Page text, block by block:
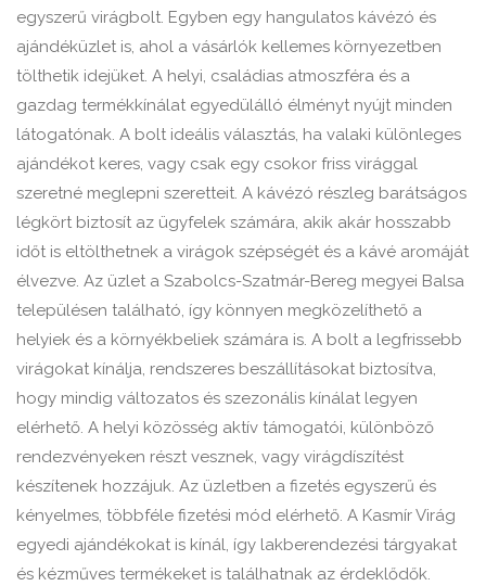
egyszerű virágbolt. Egyben egy hangulatos kávézó és
ajándéküzlet is, ahol a vásárlók kellemes környezetben
tölthetik idejüket. A helyi, családias atmoszféra és a
gazdag termékkínálat egyedülálló élményt nyújt minden
látogatónak. A bolt ideális választás, ha valaki különleges
ajándékot keres, vagy csak egy csokor friss virággal
szeretné meglepni szeretteit. A kávézó részleg barátságos
légkört biztosít az ügyfelek számára, akik akár hosszabb
időt is eltölthetnek a virágok szépségét és a kávé aromáját
élvezve. Az üzlet a Szabolcs-Szatmár-Bereg megyei Balsa
településen található, így könnyen megközelíthető a
helyiek és a környékbeliek számára is. A bolt a legfrissebb
virágokat kínálja, rendszeres beszállításokat biztosítva,
hogy mindig változatos és szezonális kínálat legyen
elérhető. A helyi közösség aktív támogatói, különböző
rendezvényeken részt vesznek, vagy virágdíszítést
készítenek hozzájuk. Az üzletben a fizetés egyszerű és
kényelmes, többféle fizetési mód elérhető. A Kasmír Virág
egyedi ajándékokat is kínál, így lakberendezési tárgyakat
és kézműves termékeket is találhatnak az érdeklődők.